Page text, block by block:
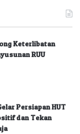
Keterlibatan
RUU
Persiapan HUT
dan Tekan